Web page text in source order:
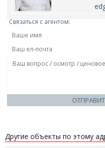
Связаться с агентом:
Другие объекты по этому